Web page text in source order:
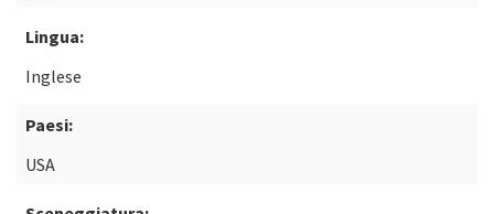
Lingua:
Inglese
Paesi:
USA